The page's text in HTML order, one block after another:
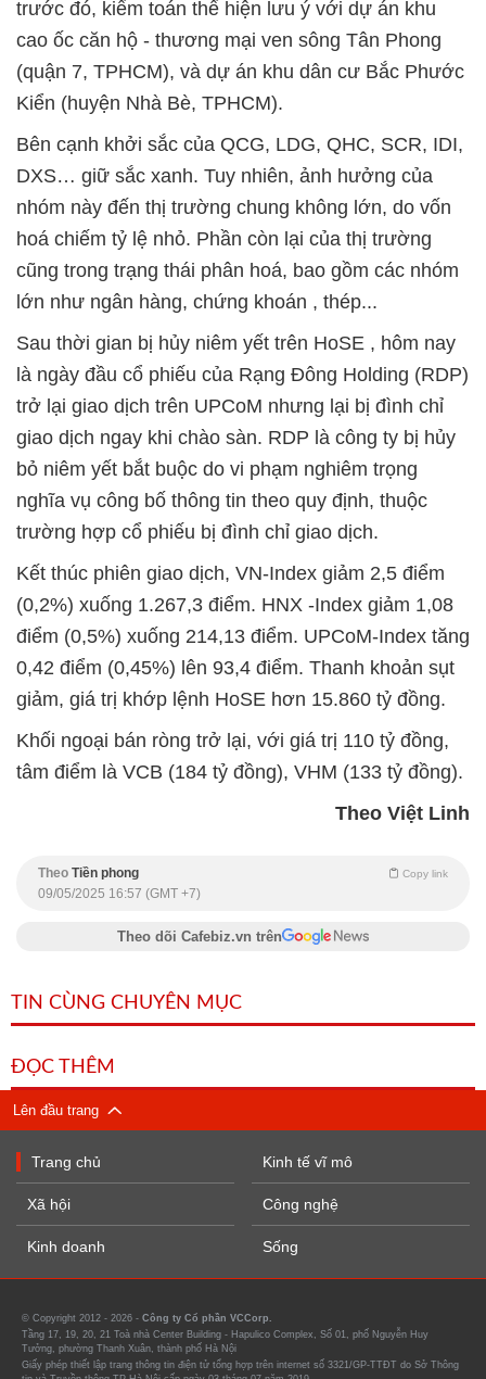
trước đó, kiểm toán thể hiện lưu ý với dự án khu
cao ốc căn hộ - thương mại ven sông Tân Phong
(quận 7, TPHCM), và dự án khu dân cư Bắc Phước
Kiển (huyện Nhà Bè, TPHCM).
Bên cạnh khởi sắc của QCG, LDG, QHC, SCR, IDI,
DXS… giữ sắc xanh. Tuy nhiên, ảnh hưởng của
nhóm này đến thị trường chung không lớn, do vốn
hoá chiếm tỷ lệ nhỏ. Phần còn lại của thị trường
cũng trong trạng thái phân hoá, bao gồm các nhóm
lớn như ngân hàng, chứng khoán , thép...
Sau thời gian bị hủy niêm yết trên HoSE , hôm nay
là ngày đầu cổ phiếu của Rạng Đông Holding (RDP)
trở lại giao dịch trên UPCoM nhưng lại bị đình chỉ
giao dịch ngay khi chào sàn. RDP là công ty bị hủy
bỏ niêm yết bắt buộc do vi phạm nghiêm trọng
nghĩa vụ công bố thông tin theo quy định, thuộc
trường hợp cổ phiếu bị đình chỉ giao dịch.
Kết thúc phiên giao dịch, VN-Index giảm 2,5 điểm
(0,2%) xuống 1.267,3 điểm. HNX -Index giảm 1,08
điểm (0,5%) xuống 214,13 điểm. UPCoM-Index tăng
0,42 điểm (0,45%) lên 93,4 điểm. Thanh khoản sụt
giảm, giá trị khớp lệnh HoSE hơn 15.860 tỷ đồng.
Khối ngoại bán ròng trở lại, với giá trị 110 tỷ đồng,
tâm điểm là VCB (184 tỷ đồng), VHM (133 tỷ đồng).
Theo Việt Linh
Theo Tiền phong Copy link
09/05/2025 16:57 (GMT +7)
Theo dõi Cafebiz.vn trên
TIN CÙNG CHUYÊN MỤC
ĐỌC THÊM
Lên đầu trang
Trang chủ
Xã hội
Kinh doanh
Kinh tế vĩ mô
Công nghệ
Sống
© Copyright 2012 - 2026 - Công ty Cổ phần VCCorp.
Tầng 17, 19, 20, 21 Toà nhà Center Building - Hapulico Complex, Số 01, phố Nguyễn Huy
Tưởng, phường Thanh Xuân, thành phố Hà Nội
Giấy phép thiết lập trang thông tin điện tử tổng hợp trên internet số 3321/GP-TTĐT do Sở Thông